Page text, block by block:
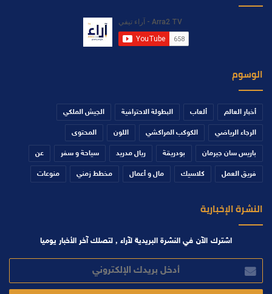
الوسوم
أخبار العالم ألعاب البطولة الاحترافية الجيش الملكي
الرجاء الرياضي الكوكب المراكشي اللون المحتوى
باريس سان جيرمان بودريقة ريال مدريد سياحة و سفر عن
فريق العمل كلاسيك مال و أعمال مخطط زمني منوعات
النشرة الإخبارية
اشترك الآن في النشرة البريدية لآراء , لتصلك آخر الأخبار يوميا
بريدك
الإلكتروني